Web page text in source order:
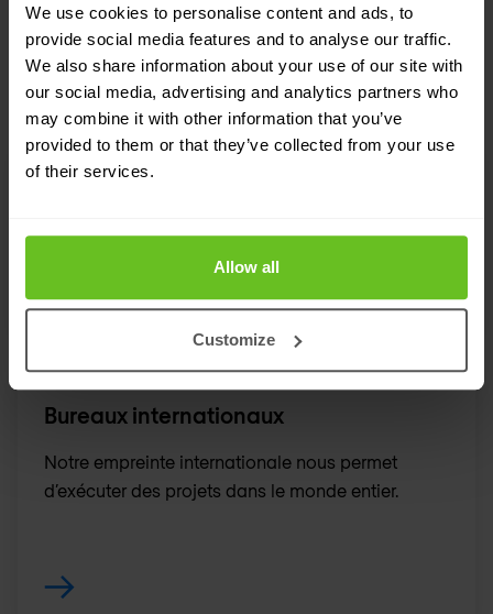
We use cookies to personalise content and ads, to
provide social media features and to analyse our traffic.
We also share information about your use of our site with
our social media, advertising and analytics partners who
may combine it with other information that you’ve
provided to them or that they’ve collected from your use
of their services.
Allow all
Customize
Bureaux internationaux
Notre empreinte internationale nous permet
d’exécuter des projets dans le monde entier.